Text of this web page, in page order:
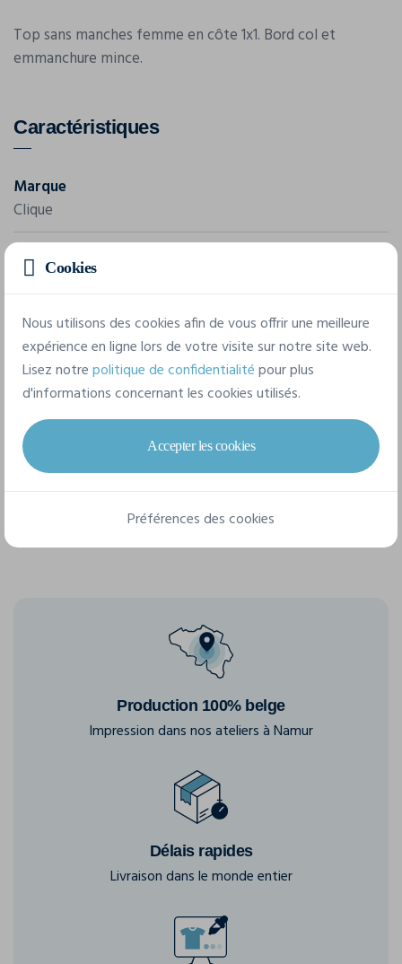
Top sans manches femme en côte 1x1. Bord col et
emmanchure mince.
Caractéristiques
Marque
Clique
029382
Composition
100% coton peigné et pré rétréci.190g/m²
4 tailles disponibles
S M L XL
Production 100% belge
Impression dans nos ateliers à Namur
Délais rapides
Livraison dans le monde entier
Cookies
Nous utilisons des cookies afin de vous offrir une meilleure
expérience en ligne lors de votre visite sur notre site web.
Lisez notrepolitique de confidentialitépour plus
d'informations concernant les cookies utilisés.
Accepter les cookies
Préférences des cookies